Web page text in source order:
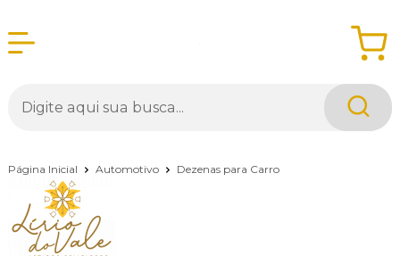
Página Inicial Automotivo Dezenas para Carro